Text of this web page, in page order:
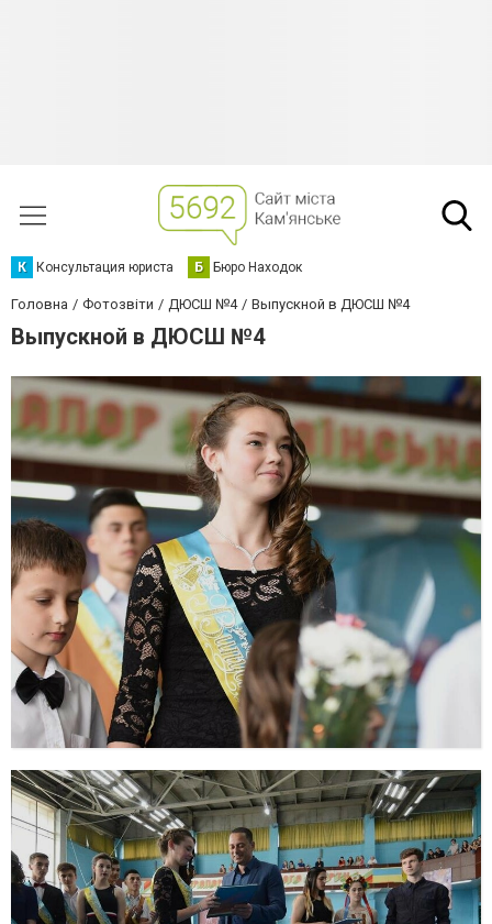
К Консультация юриста Б Бюро Находок
Головна Фотозвіти ДЮСШ №4 Выпускной в ДЮСШ №4
Выпускной в ДЮСШ №4